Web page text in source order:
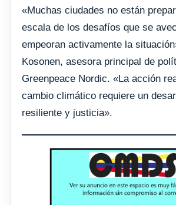
«Muchas ciudades no están
escala de los desafíos que se
empeoran activamente la
Kosonen, asesora principal de
Greenpeace Nordic. «La acción
cambio climático requiere un
resiliente y justicia».